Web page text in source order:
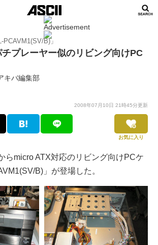
B)」
プレーヤー似のリビング向けPC
キバ編集部
2008年07月10日 21時45分更新
お気に入り
micro ATX対応のリビング向けPCケ
B)」が登場した。